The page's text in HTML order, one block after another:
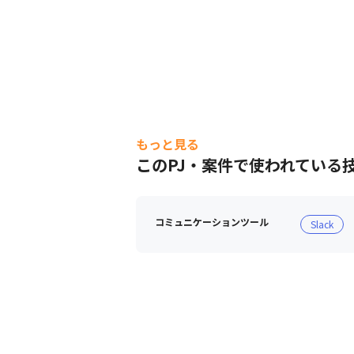
もっと見る
このPJ・案件で使われている
コミュニケーションツール Slack